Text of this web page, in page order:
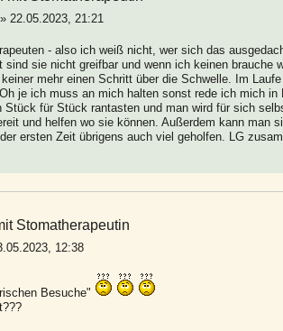
» 22.05.2023, 21:21
- also ich weiß nicht, wer sich das
sind sie nicht greifbar und wenn ich keinen brauche
mehr einen Schritt über die Schwelle. Im
je ich muss an mich halten sonst rede ich mich
Stück für Stück rantasten und man wird für sich
und helfen wo sie können. Außerdem kann man
ersten Zeit übrigens auch viel geholfen. LG
Stomatherapeutin
12:38
Besuche"